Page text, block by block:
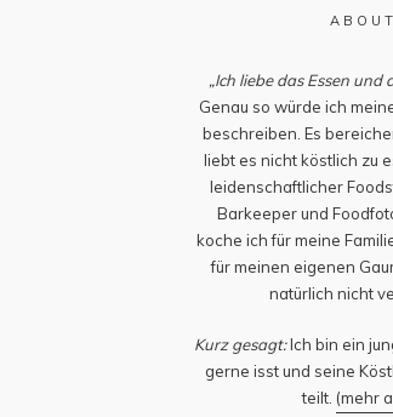
„Ich liebe das Essen und
Genau so würde ich
beschreiben. Es
liebt es nicht köstlich zu
leidenschaftlicher
Barkeeper und
koche ich für meine
für meinen eigenen
natürlich nicht
Kurz gesagt:Ich bin ein
gerne isst und seine
teilt. (mehr